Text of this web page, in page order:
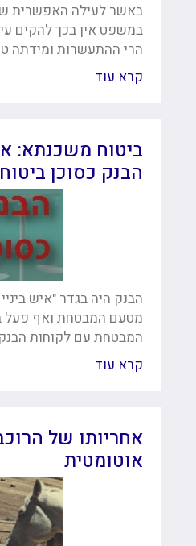
באשר לעילה האפשרית
במשפט אין בכך להקים
הרי ההתעשרות ומידתה
קרא עוד
ביטוח משכנתא:
הבנק כסוכן ביטוח
הבנק היה בגדר "איש
מטעם המבטחת ואף פעל
המבטחת עם לקוחות
קרא עוד
אחריותו של
אוטומטית